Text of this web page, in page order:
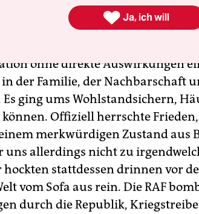
ohne direkte Auswirkungen
der Familie, der Nachbarschaft
Es ging ums Wohlstandsichern,
können. Offiziell herrschte
merkwürdigen Zustand aus
uns allerdings nicht zu
stattdessen drinnen vor
vom Sofa aus rein. Die RAF
durch die Republik,
 Ja, ich will